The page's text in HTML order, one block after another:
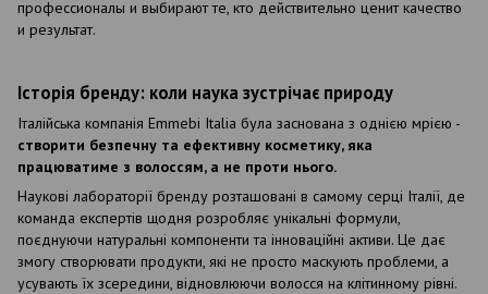
профессионалы и выбирают те, кто действительно ценит качество
и результат.
Історія бренду: коли наука зустрічає природу
Італійська компанія Emmebi Italia була заснована з однією мрією -
створити безпечну та ефективну косметику, яка
працюватиме з волоссям, а не проти нього.
Наукові лабораторії бренду розташовані в самому серці Італії, де
команда експертів щодня розробляє унікальні формули,
поєднуючи натуральні компоненти та інноваційні активи. Це дає
змогу створювати продукти, які не просто маскують проблеми, а
усувають їх зсередини, відновлюючи волосся на клітинному рівні.